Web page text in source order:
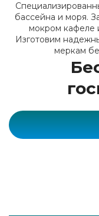
бассейна и моря.
мокром кафеле
Изготовим
меркам